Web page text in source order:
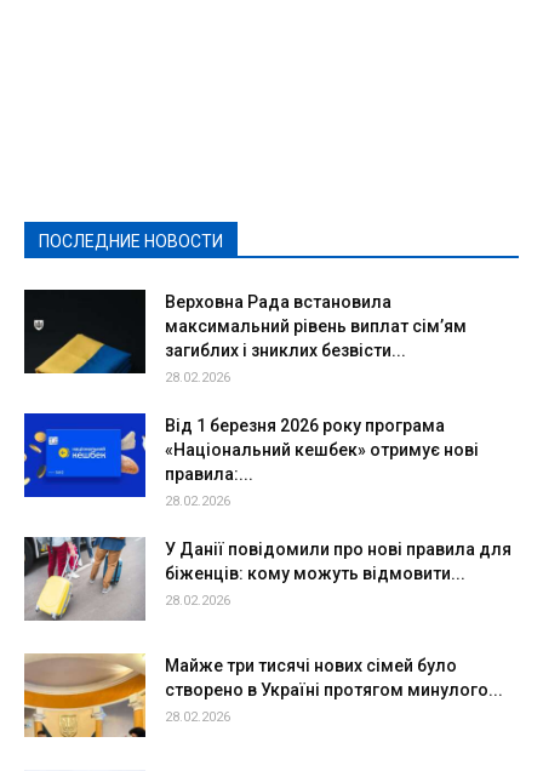
ПОСЛЕДНИЕ НОВОСТИ
Верховна Рада встановила
максимальний рівень виплат сім’ям
загиблих і зниклих безвісти...
28.02.2026
Від 1 березня 2026 року програма
«Національний кешбек» отримує нові
правила:...
28.02.2026
У Данії повідомили про нові правила для
біженців: кому можуть відмовити...
28.02.2026
Майже три тисячі нових сімей було
створено в Україні протягом минулого...
28.02.2026